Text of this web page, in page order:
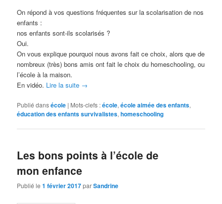
On répond à vos questions fréquentes sur la scolarisation de nos
enfants :
nos enfants sont-ils scolarisés ?
Oui.
On vous explique pourquoi nous avons fait ce choix, alors que de
nombreux (très) bons amis ont fait le choix du homeschooling, ou
l’école à la maison.
En vidéo. Lire la suite →
Publié dansécole | Mots-clefs :école,école aimée des enfants,
éducation des enfants survivalistes,homeschooling
Les bons points à l’école de
mon enfance
Publié le1 février 2017parSandrine